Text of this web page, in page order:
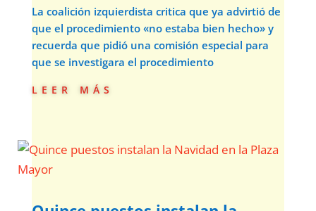
La coalición izquierdista critica que ya advirtió de
que el procedimiento «no estaba bien hecho» y
recuerda que pidió una comisión especial para
que se investigara el procedimiento
leer más